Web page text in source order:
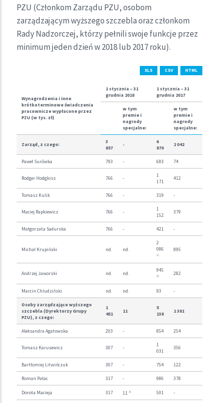
PZU (Członkom Zarządu PZU, osobom
zarządzającym wyższego szczebla oraz członkom
Rady Nadzorczej, którzy pełnili swoje funkcje przez
minimum jeden dzień w 2018 lub 2017 roku).
XLS CSV HTML
Wynagrodzenia i inne
krótkoterminowe świadczenia
pracownicze wypłacone przez
PZU (w tys. zł)
1 stycznia – 31
grudnia 2018
1 stycznia – 31
grudnia 2017
w tym
premie i
nagrody
specjalne:
w tym
premie i
nagrody
specjalne:
Zarząd, z czego:
3
857
-
6
870
2 042
Paweł Surówka 793 - 683 74
Rodger Hodgkiss 766 -
1
171
412
Tomasz Kulik 766 - 319 -
Maciej Rapkiewicz 766 -
1
152
379
Małgorzata Sadurska 766 - 421 -
Michał Krupiński nd. nd.
2
086
1)
895
Andrzej Jaworski nd. nd.
945
2) 282
Marcin Chludziński nd. nd. 93 -
Osoby zarządzające wyższego
szczebla (Dyrektorzy Grupy
PZU), z czego:
1
451
11
5
138
1 381
Aleksandra Agatowska 203 - 854 254
Tomasz Karusewicz 307 -
1
031
356
Bartłomiej Litwińczuk 307 - 754 122
Roman Pałac 317 - 986 378
Dorota Macieja 317 11 3) 501 -